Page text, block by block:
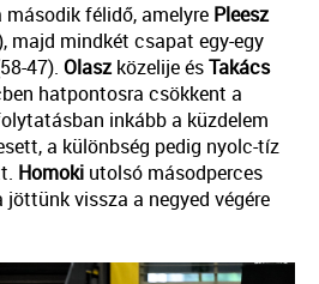
félidő, amelyre Pleesz
majd mindkét csapat egy-egy
47). Olaszközelije ésTakács
hatpontosra csökkent a
inkább a küzdelem
a különbség pedig nyolc-tíz
Homoki utolsó másodperces
vissza a negyed végére